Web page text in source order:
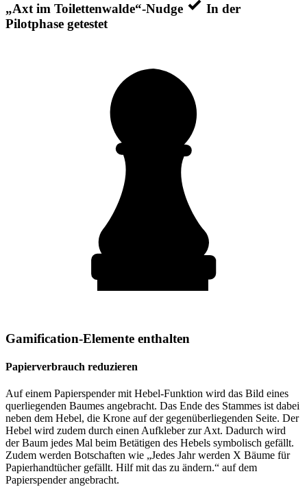
„Axt im Toilettenwalde“-Nudge
In der
Pilotphase getestet
Gamification-Elemente enthalten
Papierverbrauch reduzieren
Auf einem Papierspender mit Hebel-Funktion wird das Bild eines
querliegenden Baumes angebracht. Das Ende des Stammes ist dabei
neben dem Hebel, die Krone auf der gegenüberliegenden Seite. Der
Hebel wird zudem durch einen Aufkleber zur Axt. Dadurch wird
der Baum jedes Mal beim Betätigen des Hebels symbolisch gefällt.
Zudem werden Botschaften wie „Jedes Jahr werden X Bäume für
Papierhandtücher gefällt. Hilf mit das zu ändern.“ auf dem
Papierspender angebracht.